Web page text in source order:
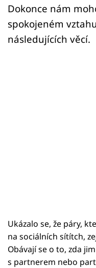
Dokonce nám
spokojeném
následujících věcí.
Ukázalo se, že páry,
na sociálních sítítch,
Obávají se o to, zda
s partnerem nebo